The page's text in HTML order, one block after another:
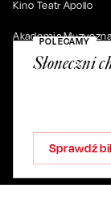
POLECAMY
Słoneczni
Sprawdź
Kino Teatr Apollo
Akademia
ul.